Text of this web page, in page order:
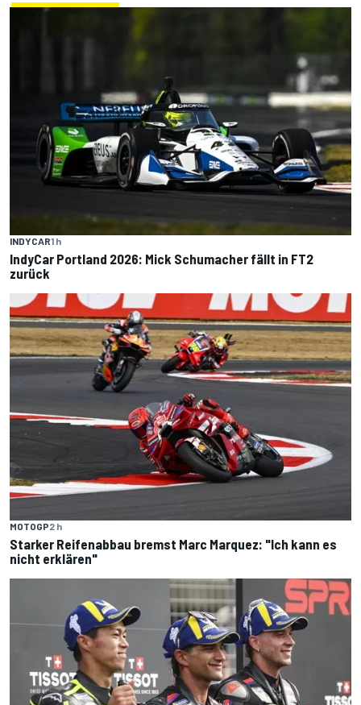
INDYCAR1 h
IndyCar Portland 2026: Mick Schumacher fällt in FT2
zurück
MOTOGP2 h
Starker Reifenabbau bremst Marc Marquez: "Ich kann es
nicht erklären"